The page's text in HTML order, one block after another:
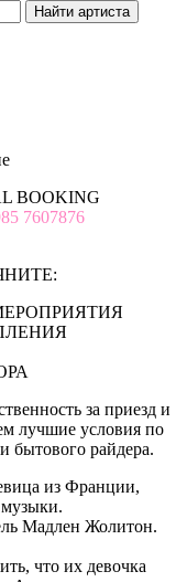
BOOKING
7607876
за приезд и
лучшие условия по
бытового райдера.
из Франции,
Мадлен Жолитон.
что их девочка